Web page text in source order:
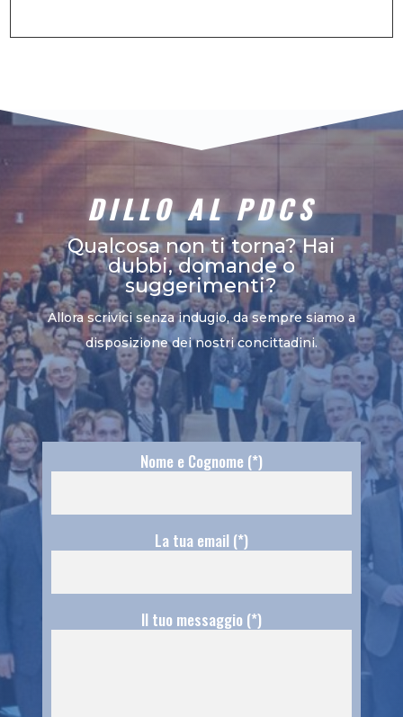
DILLO AL PDCS
Qualcosa non ti torna? Hai
dubbi, domande o
suggerimenti?
Allora scrivici senza indugio, da sempre siamo a
disposizione dei nostri concittadini.
Nome e Cognome (*)
La tua email (*)
Il tuo messaggio (*)